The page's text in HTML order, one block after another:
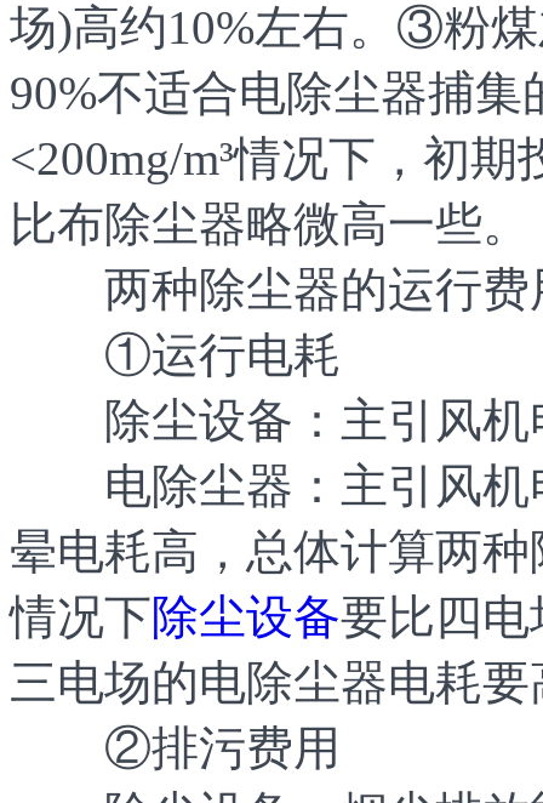
场)高约10%左右。③粉
90%不适合电除尘器捕
<200mg/m³情况下，初
比布除尘器略微高一些。
两种除尘器的运行费
①运行电耗
除尘设备：主引风机
电除尘器：主引风机
晕电耗高，总体计算两
情况下除尘设备要比四
三电场的电除尘器电耗要
②排污费用